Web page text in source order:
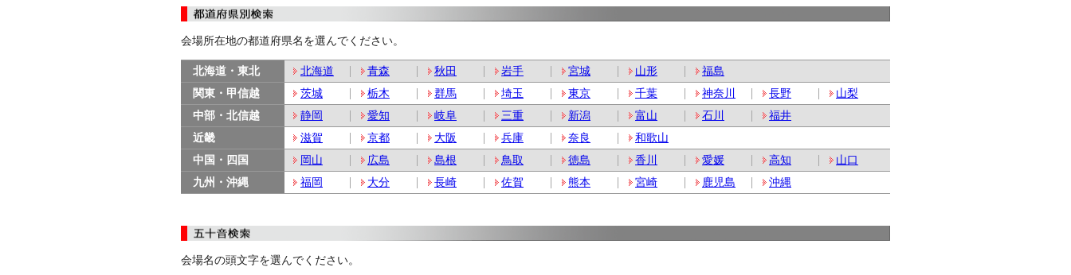
会場所在地の都道府県名を選んでください。
北海道・東北 北海道 青森 秋田 岩手 宮城 山形
福島
関東・甲信越
茨城 栃木 群馬 埼玉 東京 千葉 神奈川 長野
山梨
中部・北信越
静岡 愛知 岐阜 三重 新潟 富山 石川
福井
近畿
滋賀 京都 大阪 兵庫 奈良
和歌山
中国・四国
岡山 広島 島根 鳥取 徳島 香川 愛媛 高知
山口
九州・沖縄
福岡 大分 長崎 佐賀 熊本 宮崎 鹿児島 沖縄
会場名の頭文字を選んでください。